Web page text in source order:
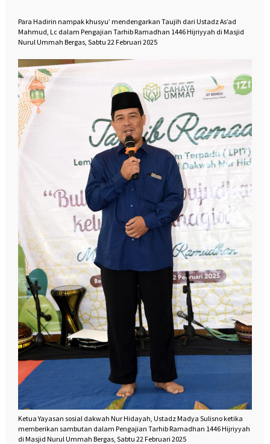
Para Hadirin nampak khusyu’ mendengarkan Taujih dari Ustadz As’ad
Mahmud, Lc dalam Pengajian Tarhib Ramadhan 1446 Hijriyyah di Masjid
Nurul Ummah Bergas, Sabtu 22 Februari 2025
Ketua Yayasan sosial dakwah Nur Hidayah, Ustadz Madya Sulisno ketika
memberikan sambutan dalam Pengajian Tarhib Ramadhan 1446 Hijriyyah
di Masjid Nurul Ummah Bergas, Sabtu 22 Februari 2025